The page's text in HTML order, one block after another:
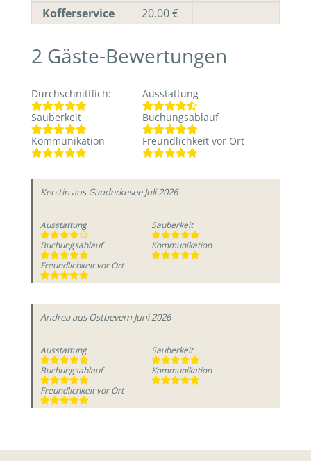
Kofferservice
20,00 €
2 Gäste-Bewertungen
Durchschnittlich:
Ausstattung
Sauberkeit
Buchungsablauf
Kommunikation
Freundlichkeit vor Ort
Kerstin aus Ganderkesee Juli 2026
Ausstattung
Sauberkeit
Buchungsablauf
Kommunikation
Freundlichkeit vor Ort
Andreaaus Ostbevern Juni 2026
Ausstattung
Sauberkeit
Buchungsablauf
Kommunikation
Freundlichkeit vor Ort